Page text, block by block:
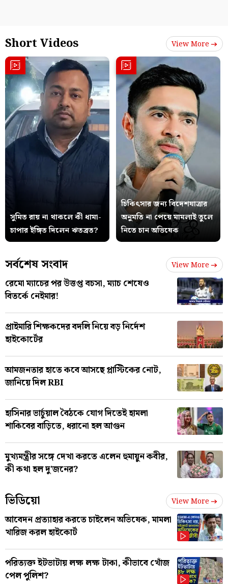
Short Videos View More
সুমিত রায় না থাকলে কী ধামা-
চাপার ইঙ্গিত দিলেন ঋতব্রত?
চিকিৎসার জন্য বিদেশযাত্রার
অনুমতি না পেয়ে মামলাই তুলে
নিতে চান অভিষেক
সর্বশেষ সংবাদ View More
রেমো ম্যাচের পর উত্তপ্ত বচসা, ম্যাচ শেষেও
বিতর্কে নেইমার!
প্রাইমারি শিক্ষকদের বদলি নিয়ে বড় নির্দেশ
হাইকোর্টের
আমজনতার হাতে কবে আসছে প্লাস্টিকের নোট,
জানিয়ে দিল RBI
হাসিনার ভার্চুয়াল বৈঠকে যোগ দিতেই হামলা
শাকিবের বাড়িতে, ধরানো হল আগুন
মুখ্যমন্ত্রীর সঙ্গে দেখা করতে এলেন হুমায়ুন কবীর,
কী কথা হল দু'জনের?
ভিডিয়ো View More
আবেদন প্রত্যাহার করতে চাইলেন অভিষেক, মামলা
খারিজ করল হাইকোর্ট
পরিত্যক্ত ইটভাটায় লক্ষ লক্ষ টাকা, কীভাবে খোঁজ
পেল পুলিশ?